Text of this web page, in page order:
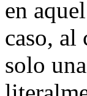
en
caso, al
solo